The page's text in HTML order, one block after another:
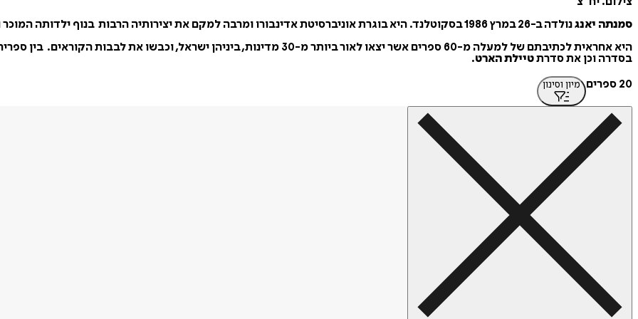
סמנתה יאנגנולדה ב-26 במרץ 1986 בסקוטלנד. היא בוגרת אוניברסיטת אדינבורו ומרבה למקם את יצירותיה הרבות בנוף ילדותה המוכר והאהוב.
היא אחראית לכתיבתם של למעלה מ-60 ספרים אשר יצאו לאור ביותר מ-30 מדינות, ביניהן ישראל, וכבשו את לבבות הקוראים. בין ספריה ניתן למצוא את סדרת
בסדרה וכן את סדרתטיילת הארט.
20 ספרים
מיון וסינון